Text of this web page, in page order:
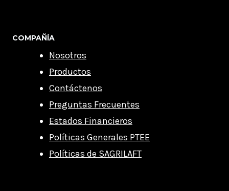
COMPAÑÍA
Nosotros
Productos
Contáctenos
Preguntas Frecuentes
Estados Financieros
Políticas Generales PTEE
Políticas de SAGRILAFT